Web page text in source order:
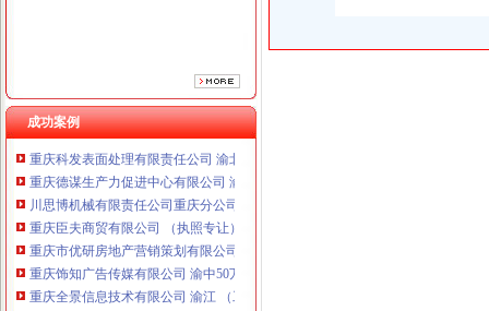
成功案例
重庆翡誉商贸有限公司 渝南50万 （工商注册）
重庆展优科技有限公司 渝中3万 （工商注册）
重庆恺昶贸易有限公司 渝九 （食品许可证）
重庆同济汽车设计有限公司 渝江25万 （工商注册）
重庆科发表面处理有限责任公司 渝北800万 （进出口权）
重庆德谋生产力促进中心有限公司 渝大10万 （工商注册）
川思博机械有限责任公司重庆分公司 渝江 （工商注册）
重庆臣夫商贸有限公司 （执照专让）
重庆市优研房地产营销策划有限公司
重庆饰知广告传媒有限公司 渝中50万 （工商注册）
重庆全景信息技术有限公司 渝江 （工商注册）
重庆翡誉商贸有限公司 渝南50万 （工商注册）